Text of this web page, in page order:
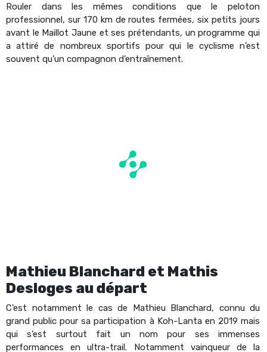
Rouler dans les mêmes conditions que le peloton
professionnel, sur 170 km de routes fermées, six petits jours
avant le Maillot Jaune et ses prétendants, un programme qui
a attiré de nombreux sportifs pour qui le cyclisme n’est
souvent qu’un compagnon d’entraînement.
Mathieu Blanchard et Mathis
Desloges au départ
C’est notamment le cas de Mathieu Blanchard, connu du
grand public pour sa participation à Koh-Lanta en 2019 mais
qui s’est surtout fait un nom pour ses immenses
performances en ultra-trail. Notamment vainqueur de la